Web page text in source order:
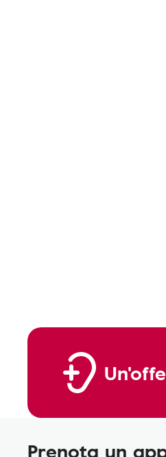
Prenota un